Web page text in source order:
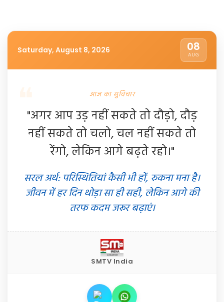
Saturday, August 8, 2026 08
AUG
आज का सुविचार
"अगर आप उड़ नहीं सकते तो दौड़ो, दौड़
नहीं सकते तो चलो, चल नहीं सकते तो
रेंगो, लेकिन आगे बढ़ते रहो।"
सरल अर्थ: परिस्थितियां कैसी भी हों, रुकना मना है।
जीवन में हर दिन थोड़ा सा ही सही, लेकिन आगे की
तरफ कदम जरूर बढ़ाएं।
SMTV India